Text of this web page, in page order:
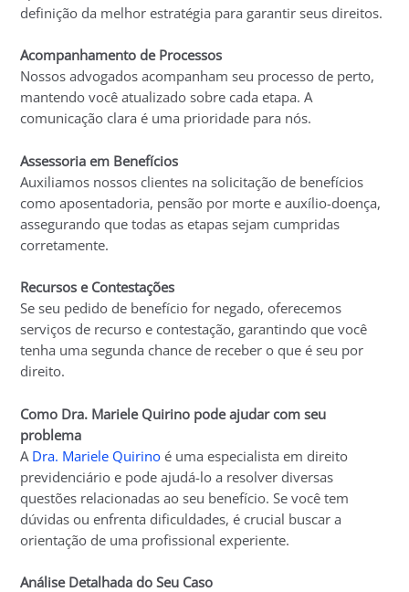
definição da melhor estratégia para garantir seus direitos.
Acompanhamento de Processos
Nossos advogados acompanham seu processo de perto,
mantendo você atualizado sobre cada etapa. A
comunicação clara é uma prioridade para nós.
Assessoria em Benefícios
Auxiliamos nossos clientes na solicitação de benefícios
como aposentadoria, pensão por morte e auxílio-doença,
assegurando que todas as etapas sejam cumpridas
corretamente.
Recursos e Contestações
Se seu pedido de benefício for negado, oferecemos
serviços de recurso e contestação, garantindo que você
tenha uma segunda chance de receber o que é seu por
direito.
Como Dra. Mariele Quirino pode ajudar com seu
problema
A Dra. Mariele Quirino é uma especialista em direito
previdenciário e pode ajudá-lo a resolver diversas
questões relacionadas ao seu benefício. Se você tem
dúvidas ou enfrenta dificuldades, é crucial buscar a
orientação de uma profissional experiente.
Análise Detalhada do Seu Caso